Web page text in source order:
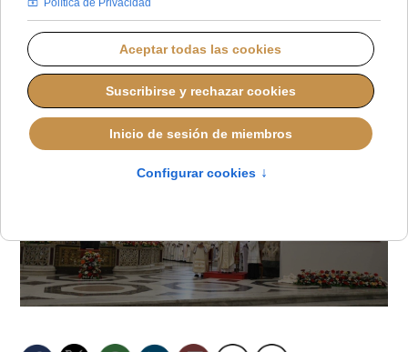
DOMINGO, 15 JUNIO 2025 22:00